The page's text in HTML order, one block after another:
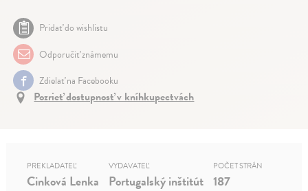
Pridať do wishlistu
Odporučiť známemu
Zdielať na Facebooku
Pozrieť dostupnosť v kníhkupectvách
PREKLADATEĽ
Cinková Lenka
VYDAVATEĽ
Portugalský inštitút
POČET STRÁN
187